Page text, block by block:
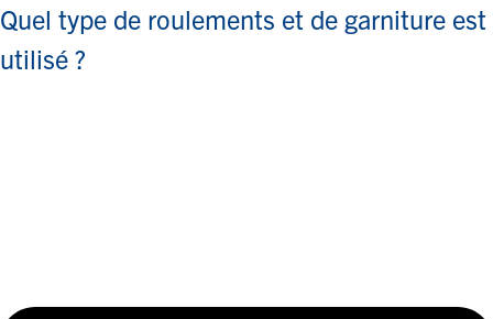
Quel type de roulements et de garniture est
utilisé ?